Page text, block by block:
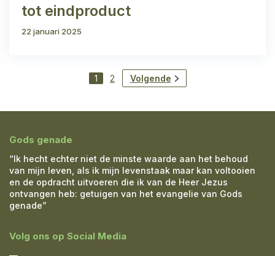
tot eindproduct
22 januari 2025
1 2 Volgende
Gods genade
“Ik hecht echter niet de minste waarde aan het behoud
van mijn leven, als ik mijn levenstaak maar kan voltooien
en de opdracht uitvoeren die ik van de Heer Jezus
ontvangen heb: getuigen van het evangelie van Gods
genade”
Volg ons op Social Media